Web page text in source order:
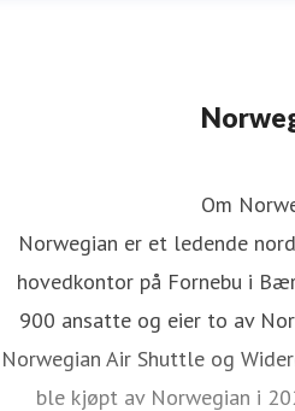
Om
Norwegian er et ledende
hovedkontor på Fornebu i
900 ansatte og eier to av
Norwegian Air Shuttle og
ble kjøpt av Norwegian i